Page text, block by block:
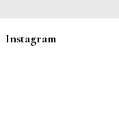
Instagram